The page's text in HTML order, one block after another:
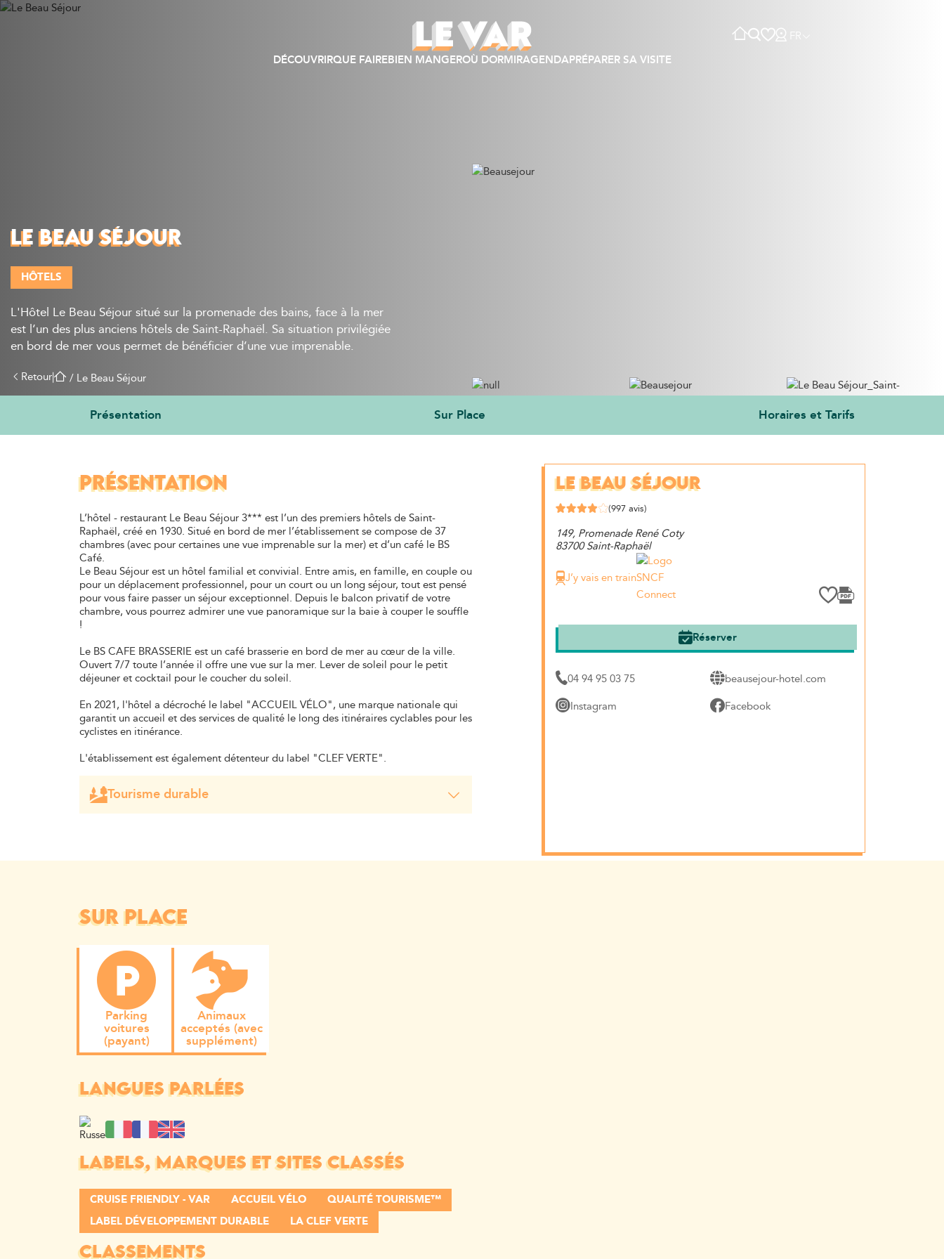
FR
DÉCOUVRIRQUE FAIREBIEN MANGEROÙ DORMIRAGENDAPRÉPARER SA VISITE
LE BEAU SÉJOUR
HÔTELS
L'Hôtel Le Beau Séjour situé sur la promenade des bains, face à la mer
est l’un des plus anciens hôtels de Saint-Raphaël. Sa situation privilégiée
en bord de mer vous permet de bénéficier d’une vue imprenable.
Retour| / Le Beau Séjour
Présentation Sur Place Horaires et Tarifs
LE BEAU SÉJOUR
(997 avis)
149, Promenade René Coty
83700 Saint-Raphaël
J’y vais en train
Réserver
04 94 95 03 75
beausejour-hotel.com
Instagram
Facebook
PRÉSENTATION
L’hôtel - restaurant Le Beau Séjour 3*** est l’un des premiers hôtels de Saint-
Raphaël, créé en 1930. Situé en bord de mer l’établissement se compose de 37
chambres (avec pour certaines une vue imprenable sur la mer) et d’un café le BS
Café.
Le Beau Séjour est un hôtel familial et convivial. Entre amis, en famille, en couple ou
pour un déplacement professionnel, pour un court ou un long séjour, tout est pensé
pour vous faire passer un séjour exceptionnel. Depuis le balcon privatif de votre
chambre, vous pourrez admirer une vue panoramique sur la baie à couper le souffle
!
Le BS CAFE BRASSERIE est un café brasserie en bord de mer au cœur de la ville.
Ouvert 7/7 toute l’année il offre une vue sur la mer. Lever de soleil pour le petit
déjeuner et cocktail pour le coucher du soleil.
En 2021, l'hôtel a décroché le label "ACCUEIL VÉLO", une marque nationale qui
garantit un accueil et des services de qualité le long des itinéraires cyclables pour les
cyclistes en itinérance.
L'établissement est également détenteur du label "CLEF VERTE".
Tourisme durable
environnementaux de l'activité. L'obtention du label Clef Verte n'a pas changé
plages ! Et vous pourrez goûter aux produits frais de la brasserie sur la terrasse
face à la mer... Et n'oubliez-pas le vendredi, c'est aïoli !
SUR PLACE
Parking
voitures
(payant)
Animaux
acceptés (avec
supplément)
LANGUES PARLÉES
LABELS, MARQUES ET SITES CLASSÉS
CRUISE FRIENDLY - VAR ACCUEIL VÉLO
QUALITÉ TOURISME™
LABEL DÉVELOPPEMENT DURABLE
LA CLEF VERTE
CLASSEMENTS